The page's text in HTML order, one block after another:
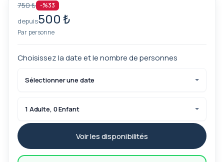
750 ₺ -%33
depuis500 ₺
Par personne
Choisissez la date et le nombre de personnes
Sélectionner une date
1 Adulte, 0 Enfant
Voir les disponibilités